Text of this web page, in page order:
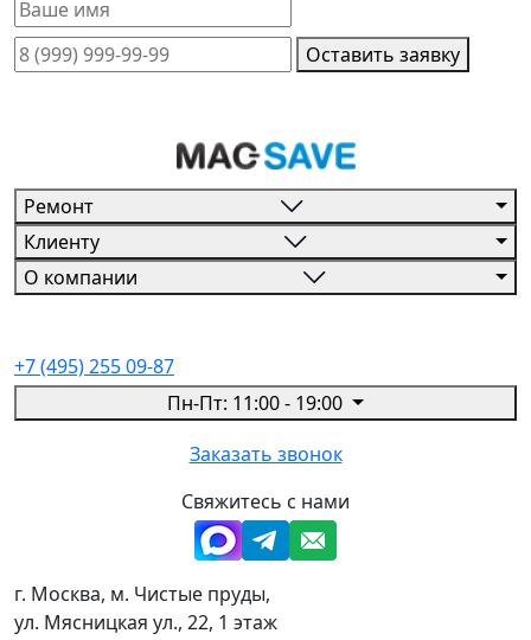
Оставить заявку
Ремонт
Клиенту
О компании
+7 (495) 255 09-87
Пн-Пт: 11:00 - 19:00
Заказать звонок
Свяжитесь с нами
г. Москва, м. Чистые пруды,
ул. Мясницкая ул., 22, 1 этаж